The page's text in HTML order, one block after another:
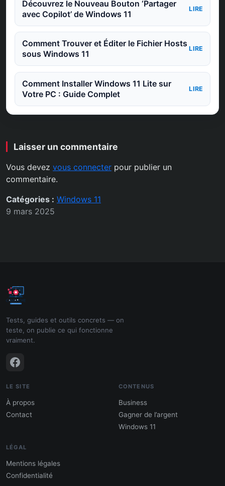
Découvrez le Nouveau Bouton ‘Partager
avec Copilot’ de Windows 11
LIRE
Comment Trouver et Éditer le Fichier Hosts
sous Windows 11
LIRE
Comment Installer Windows 11 Lite sur
Votre PC : Guide Complet
LIRE
Laisser un commentaire
Vous devez vous connecter pour publier un
commentaire.
Catégories : Windows 11
9 mars 2025
Tests, guides et outils concrets — on
teste, on publie ce qui fonctionne
vraiment.
LE SITE
À propos
Contact
CONTENUS
Business
Gagner de l’argent
Windows 11
LÉGAL
Mentions légales
Confidentialité